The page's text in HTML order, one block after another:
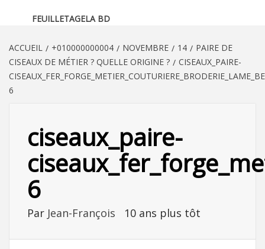
FEUILLETAGELA BD
ACCUEIL +010000000004 NOVEMBRE 14
PAIRE DE
CISEAUX DE MÉTIER ? QUELLE ORIGINE ?
CISEAUX_PAIRE-
6
ciseaux_paire-
6
Par Jean-François 10 ans plus tôt